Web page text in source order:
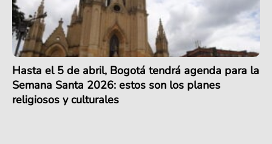
Hasta el 5 de abril, Bogotá tendrá agenda para la
Semana Santa 2026: estos son los planes
religiosos y culturales